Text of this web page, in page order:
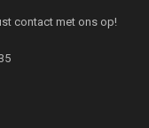
contact met ons op!